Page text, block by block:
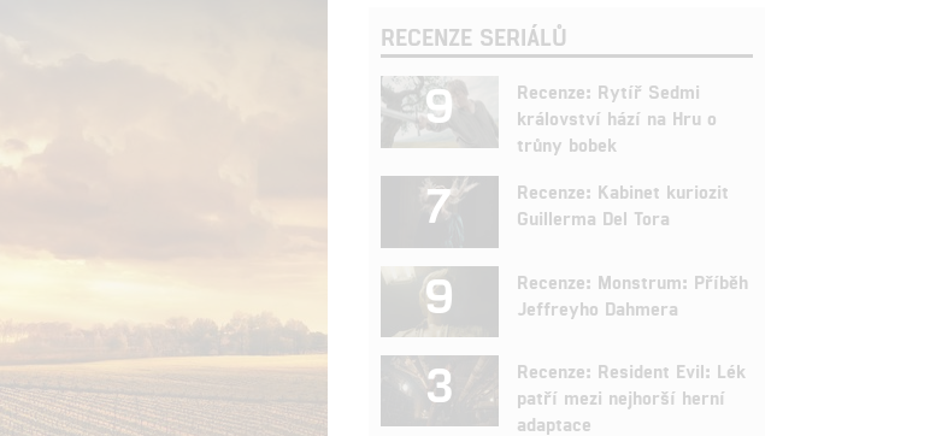
RECENZE SERIÁLŮ
9
Recenze: Rytíř Sedmi
království hází na Hru o
trůny bobek
7
Recenze: Kabinet kuriozit
Guillerma Del Tora
9
Recenze: Monstrum: Příběh
Jeffreyho Dahmera
3
Recenze: Resident Evil: Lék
patří mezi nejhorší herní
adaptace